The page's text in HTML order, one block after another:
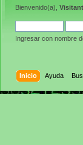
Bienvenido(a),
Ingresar con nombre
Inicio Ayuda